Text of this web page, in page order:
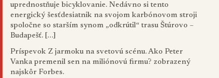
uprednostňuje bicyklovanie. Nedávno si tento
energický šesťdesiatnik na svojom karbónovom stroji
spoločne so starším synom „odkrútil“ trasu Štúrovo –
Budapešť. […]
Príspevok Z jarmoku na svetovú scénu. Ako Peter
Vanka premenil sen na miliónovú firmu? zobrazený
najskôr Forbes.